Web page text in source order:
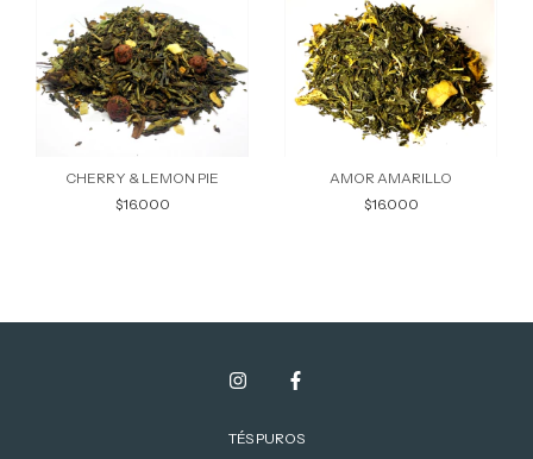
CHERRY & LEMON PIE
$16.000
AMOR AMARILLO
$16.000
TÉS PUROS